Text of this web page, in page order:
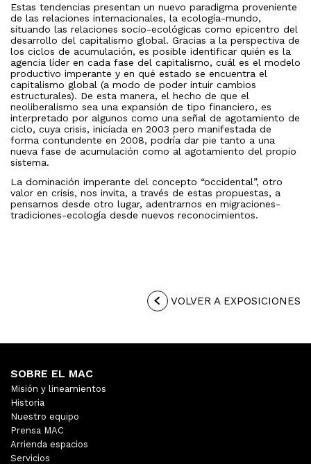
Estas tendencias presentan un nuevo paradigma proveniente
de las relaciones internacionales, la ecología-mundo,
situando las relaciones socio-ecológicas como epicentro del
desarrollo del capitalismo global. Gracias a la perspectiva de
los ciclos de acumulación, es posible identificar quién es la
agencia líder en cada fase del capitalismo, cuál es el modelo
productivo imperante y en qué estado se encuentra el
capitalismo global (a modo de poder intuir cambios
estructurales). De esta manera, el hecho de que el
neoliberalismo sea una expansión de tipo financiero, es
interpretado por algunos como una señal de agotamiento de
ciclo, cuya crisis, iniciada en 2003 pero manifestada de
forma contundente en 2008, podría dar pie tanto a una
nueva fase de acumulación como al agotamiento del propio
sistema.
La dominación imperante del concepto “occidental”, otro
valor en crisis, nos invita, a través de estas propuestas, a
pensarnos desde otro lugar, adentrarnos en migraciones-
tradiciones-ecología desde nuevos reconocimientos.
VOLVER A EXPOSICIONES
SOBRE EL MAC
Misión y lineamientos
Historia
Nuestro equipo
Prensa MAC
Arrienda espacios
Servicios